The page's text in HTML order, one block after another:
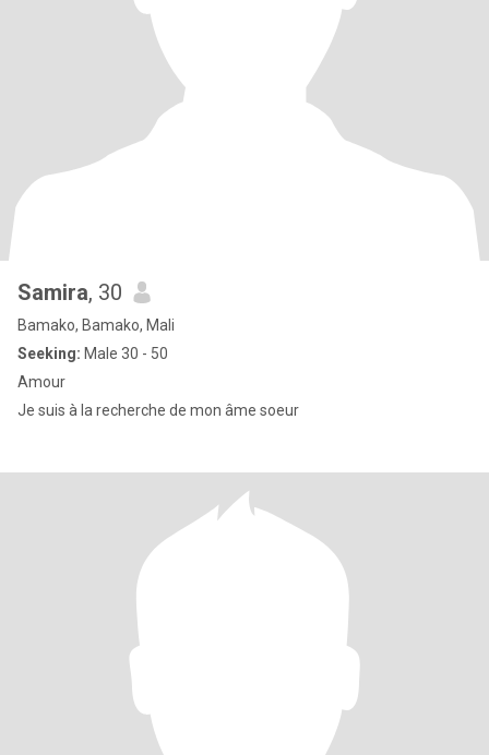
Samira, 30
Bamako, Bamako, Mali
Seeking: Male 30 - 50
Amour
Je suis à la recherche de mon âme soeur